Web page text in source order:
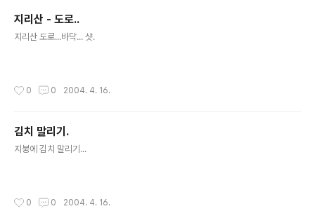
지리산 - 도로..
지리산 도로...바닥... 샷.
0 0 2004. 4. 16.
김치 말리기.
지붕에 김치 말리기...
0 0 2004. 4. 16.